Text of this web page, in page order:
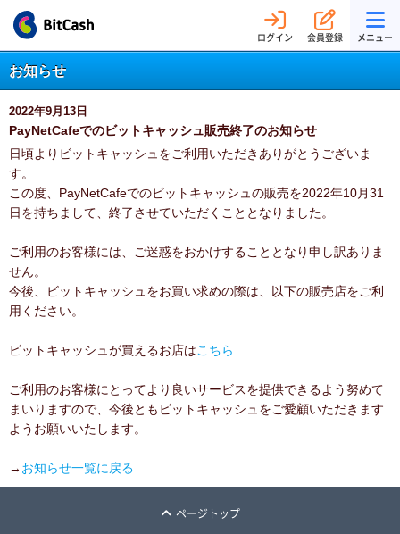
ログイン 会員登録 メニュー
お知らせ
2022年9月13日
PayNetCafeでのビットキャッシュ販売終了のお知らせ
日頃よりビットキャッシュをご利用いただきありがとうございま
す。
この度、PayNetCafeでのビットキャッシュの販売を2022年10月31
日を持ちまして、終了させていただくこととなりました。
ご利用のお客様には、ご迷惑をおかけすることとなり申し訳ありま
せん。
今後、ビットキャッシュをお買い求めの際は、以下の販売店をご利
用ください。
ビットキャッシュが買えるお店はこちら
ご利用のお客様にとってより良いサービスを提供できるよう努めて
まいりますので、今後ともビットキャッシュをご愛顧いただきます
ようお願いいたします。
→ お知らせ一覧に戻る
ページトップ